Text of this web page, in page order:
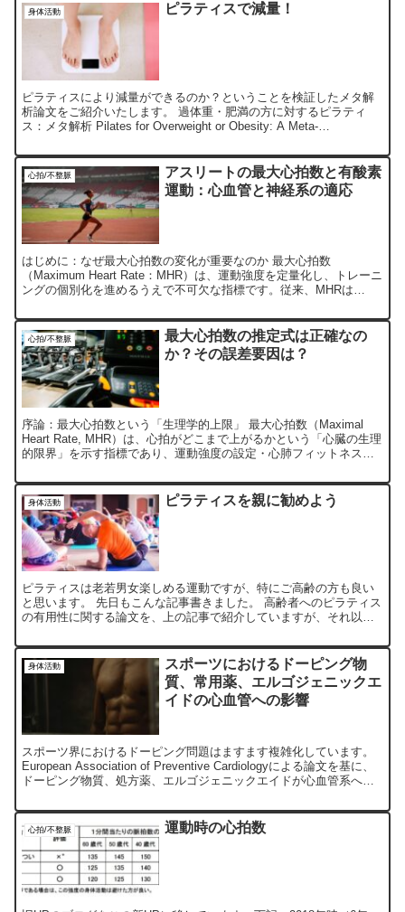
身体活動 ピラティスで減量！
ピラティスにより減量ができるのか？ということを検証したメタ解
析論文をご紹介いたします。 過体重・肥満の方に対するピラティ
ス：メタ解析 Pilates for Overweight or Obesity: A Meta-
心拍/不整脈
アスリートの最大心拍数と有酸素
運動：心血管と神経系の適応
はじめに：なぜ最大心拍数の変化が重要なのか 最大心拍数
（Maximum Heart Rate：MHR）は、運動強度を定量化し、トレーニ
ングの個別化を進めるうえで不可欠な指標です。従来、MHRは
心拍/不整脈
最大心拍数の推定式は正確なの
か？その誤差要因は？
序論：最大心拍数という「生理学的上限」 最大心拍数（Maximal
Heart Rate, MHR）は、心拍がどこまで上がるかという「心臓の生理
的限界」を示す指標であり、運動強度の設定・心肺フィットネス評
身体活動 ピラティスを親に勧めよう
ピラティスは老若男女楽しめる運動ですが、特にご高齢の方も良い
と思います。 先日もこんな記事書きました。 高齢者へのピラティス
の有用性に関する論文を、上の記事で紹介していますが、それ以外
身体活動
スポーツにおけるドーピング物
質、常用薬、エルゴジェニックエ
イドの心血管への影響
スポーツ界におけるドーピング問題はますます複雑化しています。
European Association of Preventive Cardiologyによる論文を基に、
ドーピング物質、処方薬、エルゴジェニックエイドが心血管系へ与
心拍/不整脈 運動時の心拍数